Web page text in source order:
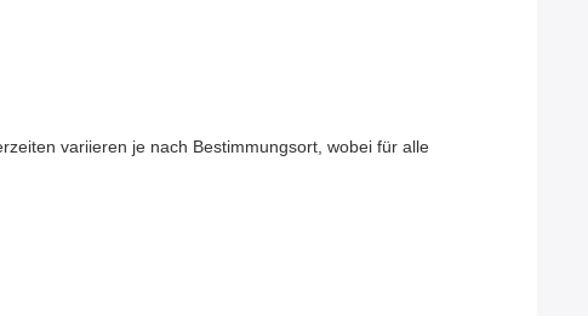
variieren je nach Bestimmungsort, wobei für alle